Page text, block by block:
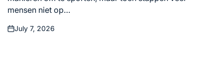
mensen niet op…
Posted
July 7, 2026